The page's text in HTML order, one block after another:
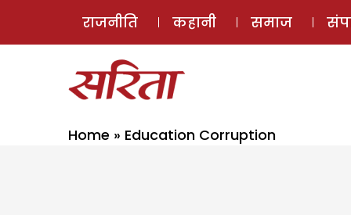
राजनीति कहानी समाज
Home » Education Corruption